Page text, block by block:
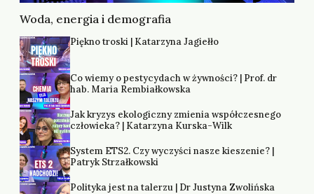
Woda, energia i demografia
Piękno troski | Katarzyna Jagiełło
Co wiemy o pestycydach w żywności? | Prof. dr
hab. Maria Rembiałkowska
Jak kryzys ekologiczny zmienia współczesnego
człowieka? | Katarzyna Kurska-Wilk
System ETS2. Czy wyczyści nasze kieszenie? |
Patryk Strzałkowski
Polityka jest na talerzu | Dr Justyna Zwolińska